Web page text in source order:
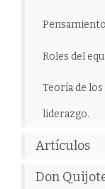
Roles del
Teoría de
liderazgo.
Artículos
Don